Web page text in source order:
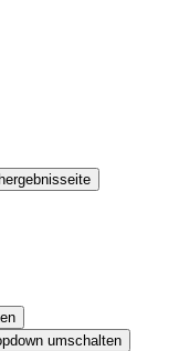
umschalten